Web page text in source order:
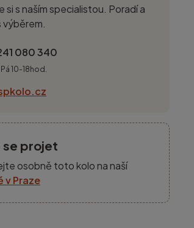
si s naším specialistou. Poradí a
výběrem.
080 340
10-18hod.
projet
osobně toto kolo na naší
v Praze